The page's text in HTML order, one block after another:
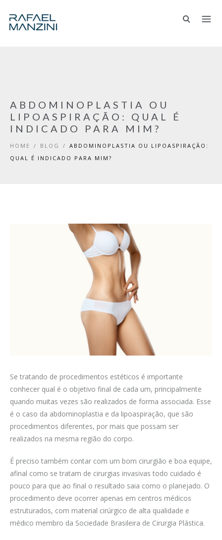
ABDOMINOPLASTIA OU
LIPOASPIRAÇÃO: QUAL É
INDICADO PARA MIM?
HOME / BLOG / ABDOMINOPLASTIA OU LIPOASPIRAÇÃO:
QUAL É INDICADO PARA MIM?
Se tratando de procedimentos estéticos é importante
conhecer qual é o objetivo final de cada um, principalmente
quando muitas vezes são realizados de forma associada. Esse
é o caso da abdominoplastia e da lipoaspiração, que são
procedimentos diferentes, por mais que possam ser
realizados na mesma região do corpo.
É preciso também contar com um bom cirurgião e boa equipe,
afinal como se tratam de cirurgias invasivas todo cuidado é
pouco para que ao final o resultado saia como o planejado. O
procedimento deve ocorrer apenas em centros médicos
estruturados, com material cirúrgico de alta qualidade e
médico membro da Sociedade Brasileira de Cirurgia Plástica.